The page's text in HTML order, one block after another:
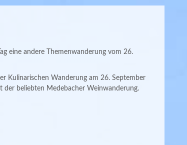
eine andere Themenwanderung vom 26.
Kulinarischen Wanderung am 26. September
beliebten Medebacher Weinwanderung.